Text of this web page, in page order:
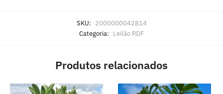
SKU: 2000000042814
Categoria: Leilão RDF
Produtos relacionados